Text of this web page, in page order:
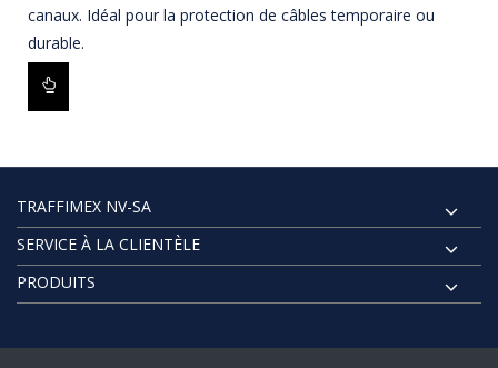
canaux. Idéal pour la protection de câbles temporaire ou
durable.
TRAFFIMEX NV-SA
SERVICE À LA CLIENTÈLE
PRODUITS